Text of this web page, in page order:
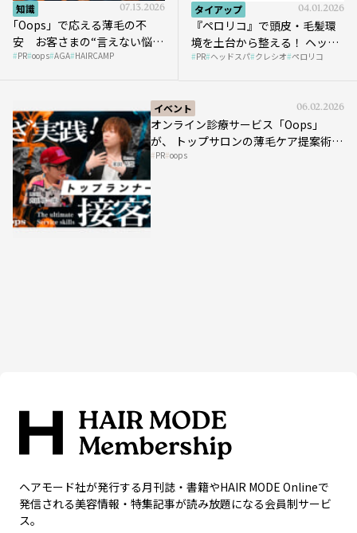
知識 07.13.2026
｢Oops」で応える薄毛の不
安 お客さまの“言えない悩
み”にどう向き合う？ ＃01
PR oops AGA HAIRCAMP
タイアップ 04.01.2026
『ペロリコ』で頭皮・毛髪環
境を土台から整える！ ヘッド
スパ比率1.5倍アップの秘策を
PR ヘッドスパ クレシオ ペロリコ
イベント 06.02.2026
オンライン診療サービス「Oops」
が、 トップサロンの薄毛ケア提案術を
HAIRCAMPで公開！
PR oops
ヘアモード社が発行する月刊誌・書籍やHAIR MODE Onlineで
発信される美容情報・特集記事が読み放題になる会員制サービ
ス。